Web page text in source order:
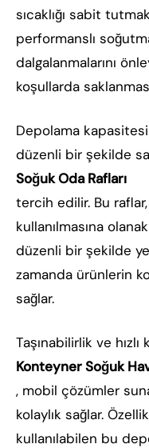
sıcaklığı sabit
performanslı
dalgalanmalarını
koşullarda
Depolama
düzenli bir şekilde
Soğuk Oda Rafları
tercih edilir. Bu
kullanılmasına
düzenli bir şekilde
zamanda ürünlerin
sağlar.
Taşınabilirlik ve
Konteyner Soğuk
, mobil çözümler
kolaylık sağlar.
kullanılabilen bu